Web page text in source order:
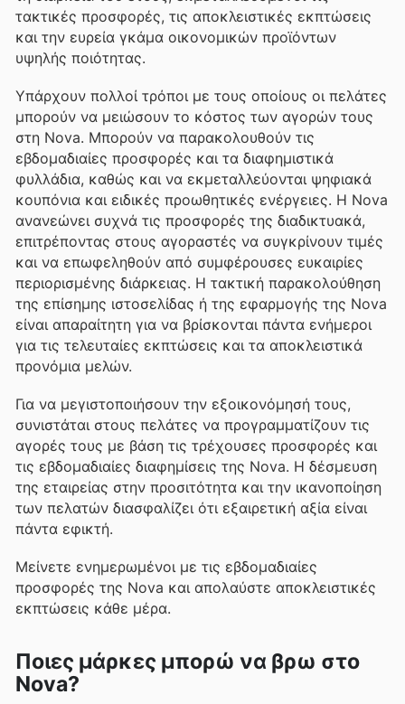
τακτικές προσφορές, τις αποκλειστικές εκπτώσεις
και την ευρεία γκάμα οικονομικών προϊόντων
υψηλής ποιότητας.
Υπάρχουν πολλοί τρόποι με τους οποίους οι πελάτες
μπορούν να μειώσουν το κόστος των αγορών τους
στη Nova. Μπορούν να παρακολουθούν τις
εβδομαδιαίες προσφορές και τα διαφημιστικά
φυλλάδια, καθώς και να εκμεταλλεύονται ψηφιακά
κουπόνια και ειδικές προωθητικές ενέργειες. Η Nova
ανανεώνει συχνά τις προσφορές της διαδικτυακά,
επιτρέποντας στους αγοραστές να συγκρίνουν τιμές
και να επωφεληθούν από συμφέρουσες ευκαιρίες
περιορισμένης διάρκειας. Η τακτική παρακολούθηση
της επίσημης ιστοσελίδας ή της εφαρμογής της Nova
είναι απαραίτητη για να βρίσκονται πάντα ενήμεροι
για τις τελευταίες εκπτώσεις και τα αποκλειστικά
προνόμια μελών.
Για να μεγιστοποιήσουν την εξοικονόμησή τους,
συνιστάται στους πελάτες να προγραμματίζουν τις
αγορές τους με βάση τις τρέχουσες προσφορές και
τις εβδομαδιαίες διαφημίσεις της Nova. Η δέσμευση
της εταιρείας στην προσιτότητα και την ικανοποίηση
των πελατών διασφαλίζει ότι εξαιρετική αξία είναι
πάντα εφικτή.
Μείνετε ενημερωμένοι με τις εβδομαδιαίες
προσφορές της Nova και απολαύστε αποκλειστικές
εκπτώσεις κάθε μέρα.
Ποιες μάρκες μπορώ να βρω στο
Nova?